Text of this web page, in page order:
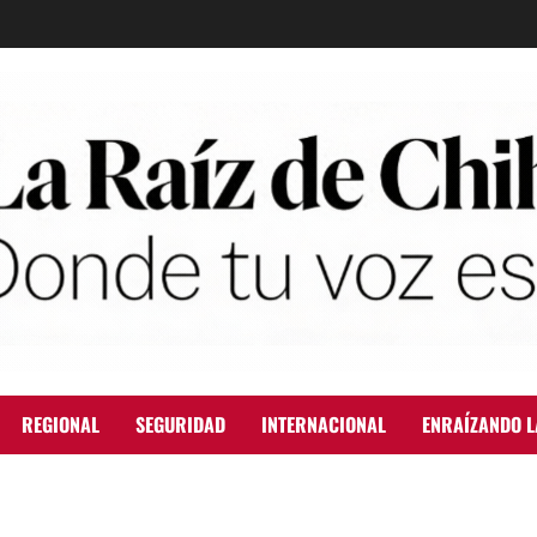
REGIONAL SEGURIDAD INTERNACIONAL ENRAÍZANDO